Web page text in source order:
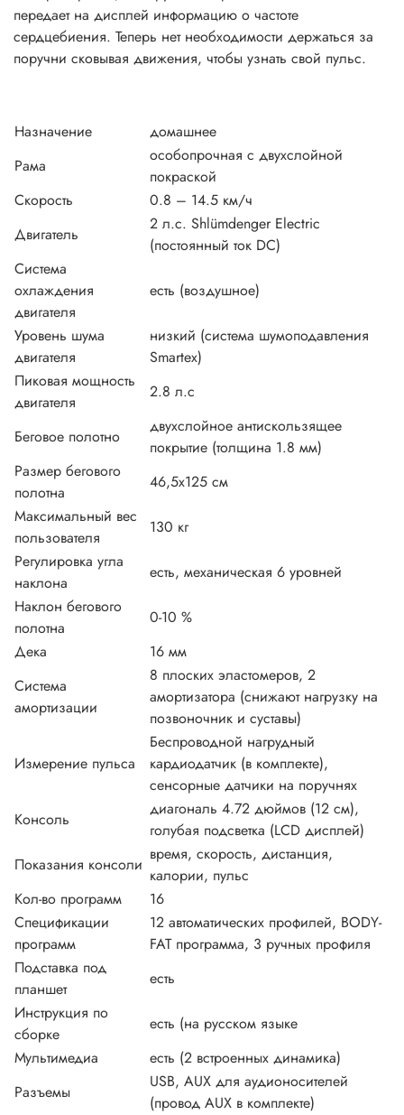
передает на дисплей информацию о частоте
сердцебиения. Теперь нет необходимости держаться за
поручни сковывая движения, чтобы узнать свой пульс.
Назначение
домашнее
Рама
особопрочная с двухслойной
покраской
Скорость
0.8 – 14.5 км/ч
Двигатель
2 л.с. Shlümdenger Electric
(постоянный ток DC)
Система
охлаждения
двигателя
есть (воздушное)
Уровень шума
двигателя
низкий (система шумоподавления
Smartex)
Пиковая мощность
двигателя
2.8 л.с
Беговое полотно
двухслойное антискользящее
покрытие (толщина 1.8 мм)
Размер бегового
полотна
46,5х125 см
Максимальный вес
пользователя
130 кг
Регулировка угла
наклона
есть, механическая 6 уровней
Наклон бегового
полотна
0-10 %
Дека
16 мм
Система
амортизации
8 плоских эластомеров, 2
амортизатора (снижают нагрузку на
позвоночник и суставы)
Измерение пульса
Беспроводной нагрудный
кардиодатчик (в комплекте),
сенсорные датчики на поручнях
Консоль
диагональ 4.72 дюймов (12 см),
голубая подсветка (LCD дисплей)
Показания консоли
время, скорость, дистанция,
калории, пульс
Кол-во программ
16
Спецификации
программ
12 автоматических профилей, BODY-
FAT программа, 3 ручных профиля
Подставка под
планшет
есть
Инструкция по
сборке
есть (на русском языке
Мультимедиа
есть (2 встроенных динамика)
Разъемы
USB, AUX для аудионосителей
(провод AUX в комплекте)